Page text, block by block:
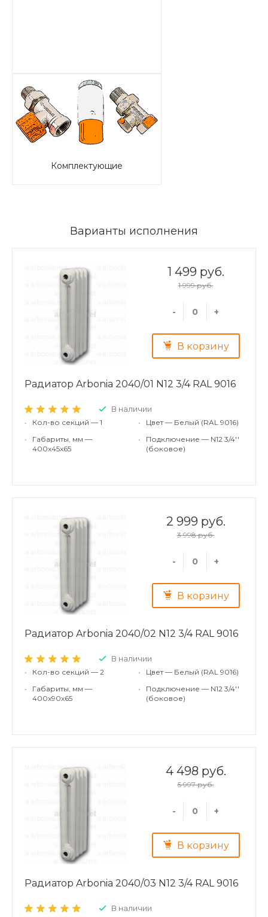
Комплектующие
Варианты исполнения
1 499 руб.
1 999 руб.
- +
В корзину
Радиатор Arbonia 2040/01 N12 3/4 RAL 9016
В наличии
•
Кол-во секций — 1
•
Габариты, мм —
400x45x65
•
Цвет — Белый (RAL 9016)
•
Подключение — N12 3/4''
(боковое)
2 999 руб.
3 998 руб.
- +
В корзину
Радиатор Arbonia 2040/02 N12 3/4 RAL 9016
В наличии
•
Кол-во секций — 2
•
Габариты, мм —
400x90x65
•
Цвет — Белый (RAL 9016)
•
Подключение — N12 3/4''
(боковое)
4 498 руб.
5 997 руб.
- +
В корзину
Радиатор Arbonia 2040/03 N12 3/4 RAL 9016
В наличии